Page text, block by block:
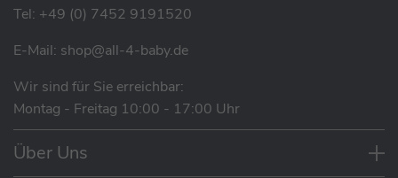
atmungsaktiven XXL Sitz ausgestattet, der in eine
für Ruhephasen. Mein erweiterbares Verdeck bietet
zusätzlichen Schutz vor Sonne und Wetter, während
das Lüftungsfenster für eine verbesserte
Luftzirkulation sorgt.
Tel: +49 (0) 7452 9191520
E-Mail: shop@all-4-baby.de
Wir sind für Sie erreichbar:
Montag - Freitag 10:00 - 17:00 Uhr
Über Uns